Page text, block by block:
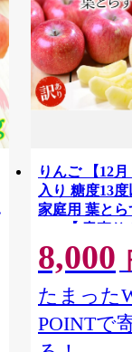
りんご 【12月
入り 糖度13度以上 訳
家庭用 葉と
3kg 【 青森
ルーツ 産地直
変 チェック
8,000
たまった
POINTで